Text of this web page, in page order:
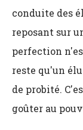
conduite des
reposant sur
perfection
reste qu'un
de probité.
goûter au